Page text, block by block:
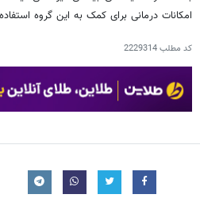
امکانات درمانی برای کمک به این گروه
کد مطلب2229314